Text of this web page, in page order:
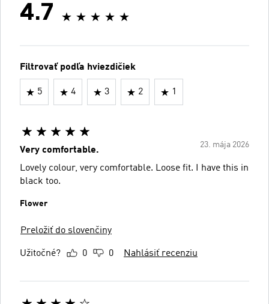
4.7
Filtrovať podľa hviezdičiek
5 4 3 2 1
23. mája 2026
Very comfortable.
Lovely colour, very comfortable. Loose fit. I have this in
black too.
Flower
Preložiť do slovenčiny
Užitočné? 0 0 Nahlásiť recenziu